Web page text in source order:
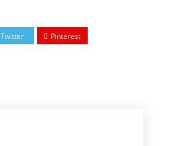
Twitter Pinterest